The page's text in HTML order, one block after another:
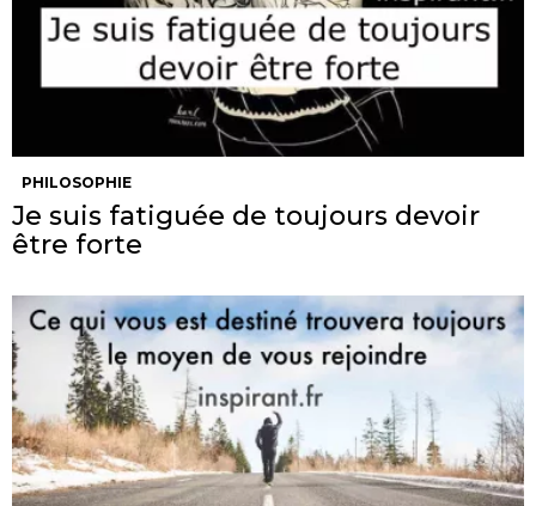
PHILOSOPHIE
Je suis fatiguée de toujours devoir
être forte